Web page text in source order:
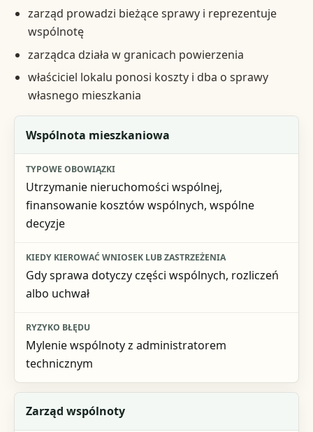
zarząd prowadzi bieżące sprawy i reprezentuje
wspólnotę
zarządca działa w granicach powierzenia
właściciel lokalu ponosi koszty i dba o sprawy
własnego mieszkania
Podmiot
Typowe obowiązki
Kiedy kierować wniosek lub zastrzeżenia
Ryzyko błędu
Wspólnota mieszkaniowa
Utrzymanie nieruchomości wspólnej,
finansowanie kosztów wspólnych, wspólne
decyzje
Gdy sprawa dotyczy części wspólnych, rozliczeń
albo uchwał
Mylenie wspólnoty z administratorem
technicznym
Zarząd wspólnoty